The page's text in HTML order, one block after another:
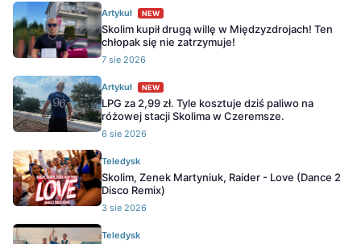
Artykuł NEW
Skolim kupił drugą willę w Międzyzdrojach! Ten
chłopak się nie zatrzymuje!
7 sie 2026
Artykuł NEW
LPG za 2,99 zł. Tyle kosztuje dziś paliwo na
różowej stacji Skolima w Czeremsze.
6 sie 2026
Teledysk
Skolim, Zenek Martyniuk, Raider - Love (Dance 2
Disco Remix)
3 sie 2026
Teledysk